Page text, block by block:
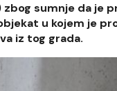
zbog sumnje da je
u kojem je
iz tog grada.